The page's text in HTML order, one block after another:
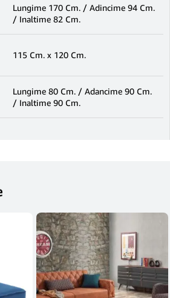
Lungime 170 Cm. / Adincime 94 Cm.
/ Inaltime 82 Cm.
115 Cm. x 120 Cm.
Lungime 80 Cm. / Adancime 90 Cm.
/ Inaltime 90 Cm.